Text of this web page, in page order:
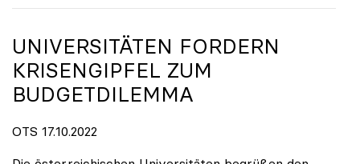
UNIVERSITÄTEN FORDERN
KRISENGIPFEL ZUM
BUDGETDILEMMA
OTS 17.10.2022